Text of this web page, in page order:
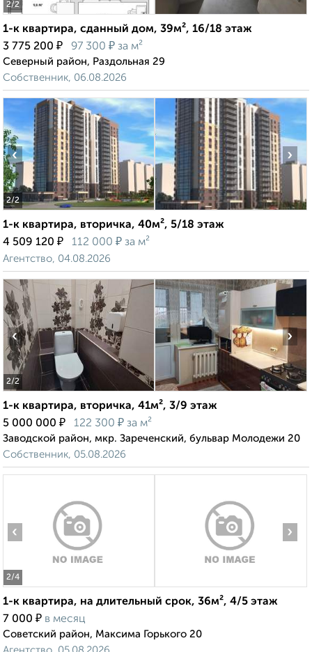
2/2
1-к квартира, сданный дом, 39м², 16/18 этаж
3 775 200 ₽ 97 300 ₽ за м²
Северный район, Раздольная 29
Собственник, 06.08.2026
2/2
‹ ›
1-к квартира, вторичка, 40м², 5/18 этаж
4 509 120 ₽ 112 000 ₽ за м²
Агентство, 04.08.2026
2/2
‹ ›
1-к квартира, вторичка, 41м², 3/9 этаж
5 000 000 ₽ 122 300 ₽ за м²
Заводской район, мкр. Зареченский, бульвар Молодежи 20
Собственник, 05.08.2026
2/4
‹ ›
1-к квартира, на длительный срок, 36м², 4/5 этаж
7 000 ₽ в месяц
Советский район, Максима Горького 20